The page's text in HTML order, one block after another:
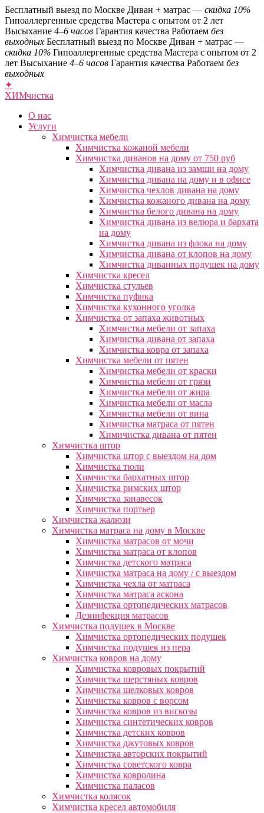
Бесплатный выезд по Москве Диван + матрас — скидка 10%
Гипоаллергенные средства Мастера с опытом от 2 лет
Высыхание 4–6 часов Гарантия качества Работаем без
выходных Бесплатный выезд по Москве Диван + матрас —
скидка 10% Гипоаллергенные средства Мастера с опытом от 2
лет Высыхание 4–6 часов Гарантия качества Работаем без
выходных
✦
ХИМчистка
О нас
Услуги
Химчистка мебели
Химчистка кожаной мебели
Химчистка диванов на дому от 750 руб
Химчистка дивана из замши на дому
Химчистка дивана на дому и в офисе
Химчистка чехлов дивана на дому
Химчистка кожаного дивана на дому
Химчистка белого дивана на дому
Химчистка дивана из велюра и бархата
на дому
Химчистка дивана из флока на дому
Химчистка дивана от клопов на дому
Химчистка диванных подушек на дому
Химчистка кресел
Химчистка стульев
Химчистка пуфика
Химчистка кухонного уголка
Химчистка от запаха животных
Химчистка мебели от запаха
Химчистка дивана от запаха
Химчистка ковра от запаха
Химчистка мебели от пятен
Химчистка мебели от краски
Химчистка мебели от грязи
Химчистка мебели от жира
Химчистка мебели от масла
Химчистка мебели от вина
Химчистка матраса от пятен
Химичистка дивана от пятен
Химчистка штор
Химчистка штор с выездом на дом
Химчистка тюли
Химчистка бархатных штор
Химчистка римских штор
Химчистка занавесок
Химчистка портьер
Химчистка жалюзи
Химчистка матраса на дому в Москве
Химчистка матрасов от мочи
Химчистка матраса от клопов
Химчистка детского матраса
Химчистка матраса на дому / с выездом
Химчистка чехла от матраса
Химчистка матраса аскона
Химчистка ортопедических матрасов
Дезинфекция матрасов
Химчистка подушек в Москве
Химчистка ортопедических подушек
Химчистка подушек из пера
Химчистка ковров на дому
Химчистка ковровых покрытий
Химчистка шерстяных ковров
Химчистка шелковых ковров
Химчистка ковров с ворсом
Химчистка ковров из вискозы
Химчистка синтетических ковров
Химчистка детских ковров
Химчистка джутовых ковров
Химчистка авторских покрытий
Химчистка советского ковра
Химчистка ковролина
Химчистка паласов
Химчистка колясок
Химчистка кресел автомобиля